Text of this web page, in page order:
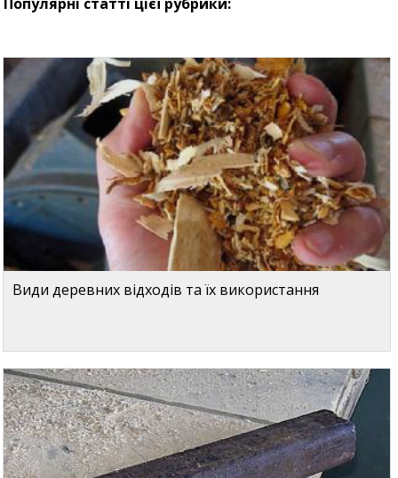
Види деревних відходів та їх використання